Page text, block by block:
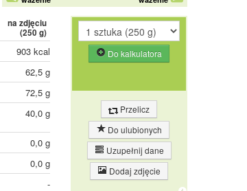
na zdjęciu
(250 g)
903 kcal
62,5 g
72,5 g
40,0 g
0,0 g
0,0 g
-
Do kalkulatora
Przelicz
Do ulubionych
Uzupełnij dane
Dodaj zdjęcie